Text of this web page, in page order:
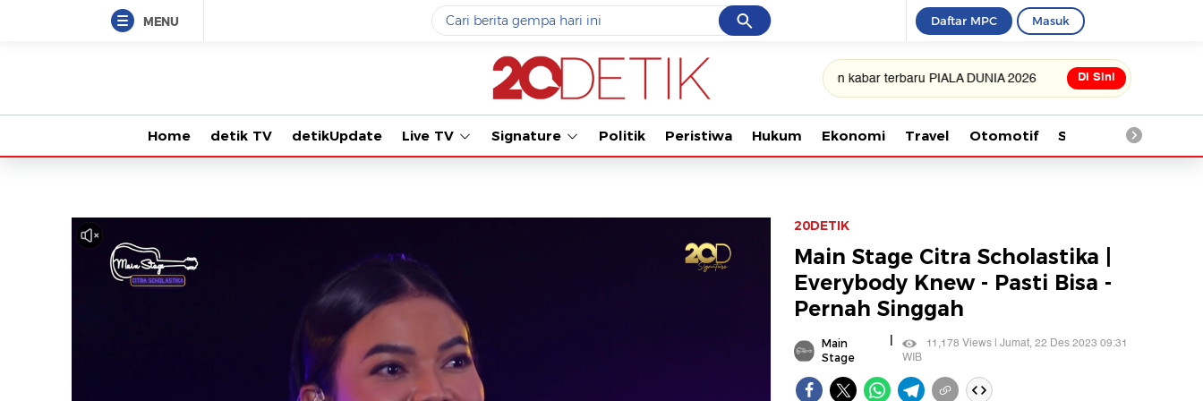
MENU Cancel
Yang sedang ramai dicari
data live draw sgp
#3prabowo
#5gempa hari ini
Terakhir yang dicari
Loading...
Daftar MPC Masuk
Tonton kabar terbaru PIALA DUNIA 2026 Di Sini
Home detik TV detikUpdate Live TV Signature Politik Peristiwa Hukum Ekonomi Travel Otomotif Saintek
20DETIK
Main Stage Citra Scholastika |
Everybody Knew - Pasti Bisa -
Pernah Singgah
Main
Stage
|
11,178 Views | Jumat, 22 Des 2023 09:31
WIB